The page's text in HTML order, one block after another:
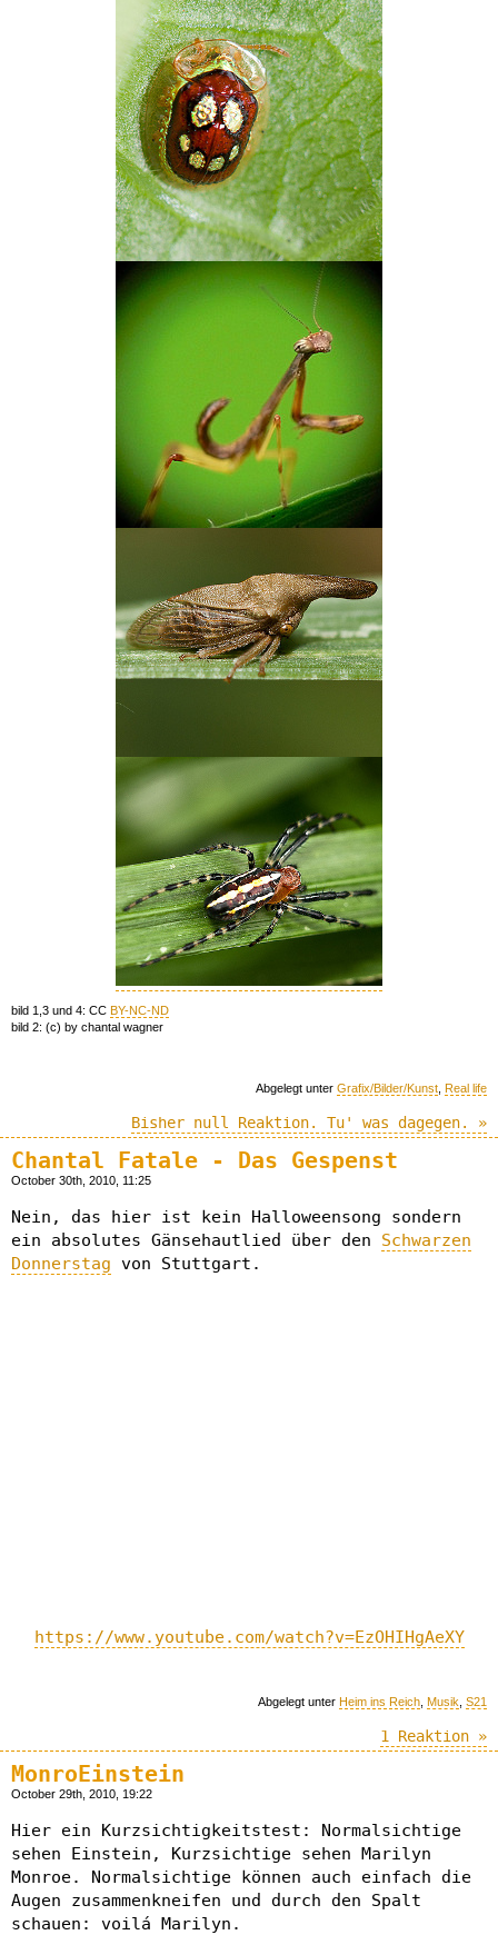
bild 1,3 und 4: CC BY-NC-ND
bild 2: (c) by chantal wagner
Abgelegt unter Grafix/Bilder/Kunst Real life
Bisher null Reaktion. Tu' was dagegen. »
Chantal Fatale - Das Gespenst
October 30th, 2010, 11:25
Nein, das hier ist kein Halloweensong sondern
ein absolutes Gänsehautlied über den Schwarzen
Donnerstag von Stuttgart.
https://www.youtube.com/watch?v=EzOHIHgAeXY
Abgelegt unter Heim ins Reich Musik S21
1 Reaktion »
MonroEinstein
October 29th, 2010, 19:22
Hier ein Kurzsichtigkeitstest: Normalsichtige
sehen Einstein, Kurzsichtige sehen Marilyn
Monroe. Normalsichtige können auch einfach die
Augen zusammenkneifen und durch den Spalt
schauen: voilá Marilyn.